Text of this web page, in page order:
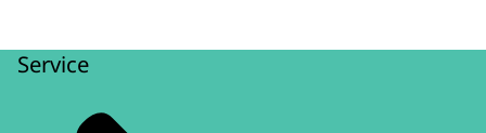
Service